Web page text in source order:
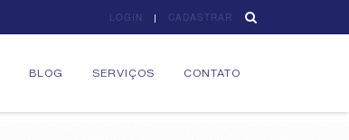
LOGIN CADASTRAR
BLOG SERVIÇOS CONTATO